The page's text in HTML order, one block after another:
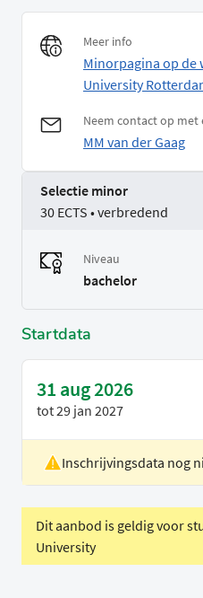
Meer info
Minorpagina op de
University
Neem contact op
MM van der Gaag
Selectie minor
30 ECTS • verbredend
Niveau
bachelor
Startdata
31 aug 2026
tot29 jan 2027
Locatie
Rotterdam
Inschrijvingsdata nog
Dit aanbod is geldig voor
University